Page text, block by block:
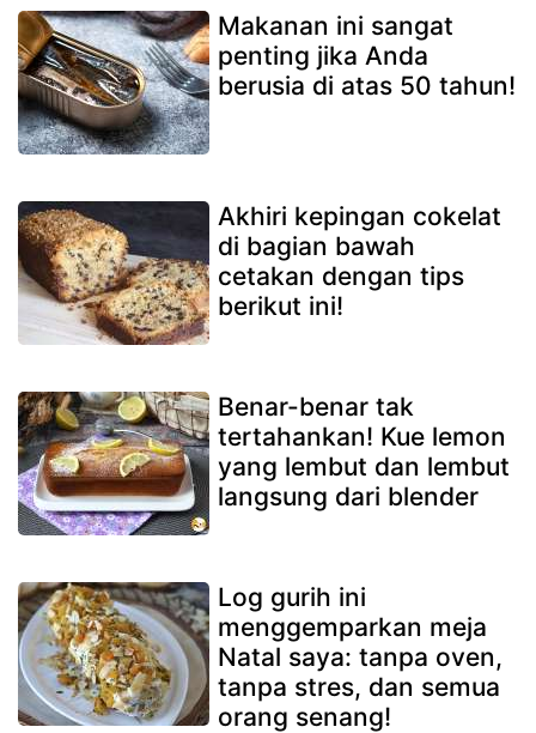
Makanan ini sangat
penting jika Anda
berusia di atas 50 tahun!
Akhiri kepingan cokelat
di bagian bawah
cetakan dengan tips
berikut ini!
Benar-benar tak
tertahankan! Kue lemon
yang lembut dan lembut
langsung dari blender
Log gurih ini
menggemparkan meja
Natal saya: tanpa oven,
tanpa stres, dan semua
orang senang!